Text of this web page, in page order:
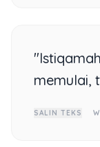
memulai,
SALIN TEKS